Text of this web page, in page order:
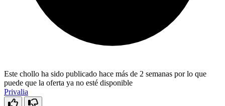
Este chollo ha sido publicado hace más de 2 semanas por lo que
puede que la oferta ya no esté disponible
Privalia